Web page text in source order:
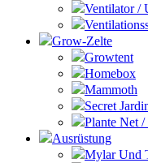
Ventilator /
Grow-Zelte
Growtent
Homebox
Mammoth
Secret
Plante Net /
Ausrüstung
Mylar Und